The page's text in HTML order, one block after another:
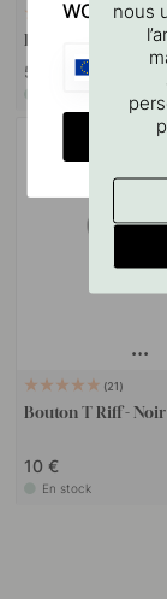
13
Bouton Graf - Noir
5.50 €
21
Bouton T Riff -
10 €
En stock
nous
WOULD